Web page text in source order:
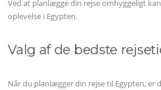
Ved at planlægge din rejse omhyggeligt
oplevelse i Egypten.
Valg af de bedste
Når du planlægger din rejse til Egypten, er